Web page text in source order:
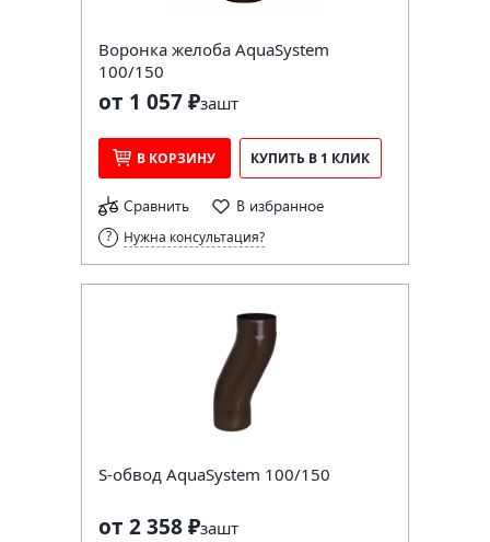
Воронка желоба AquaSystem
100/150
от 1 057 ₽зашт
В КОРЗИНУ КУПИТЬ В 1 КЛИК
Сравнить В избранное
Нужна консультация?
S-обвод AquaSystem 100/150
от 2 358 ₽зашт